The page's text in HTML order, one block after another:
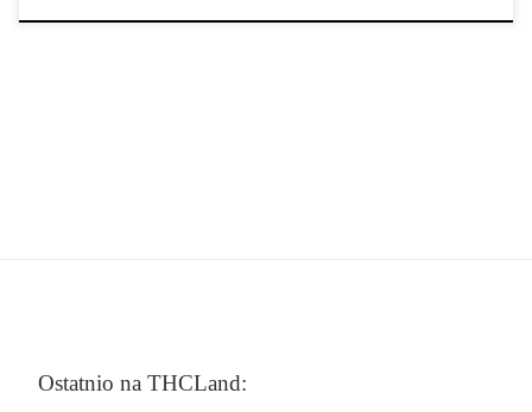
Ostatnio na THCLand: